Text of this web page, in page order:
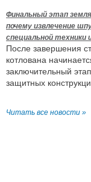
Финальный этап
почему извлечение
специальной техники
После завершения
котлована
заключительный
защитных
Читать все новости »